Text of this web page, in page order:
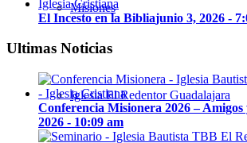
Misiones
Iglesia El Redentor Guadalajara
El Incesto en la Bibliajunio 3, 2026 -
Ultimas Noticias
Conferencia Misionera 2026 – Amigos
2026 - 10:09 am